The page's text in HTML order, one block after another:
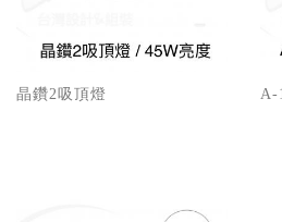
晶鑽2吸頂燈 A-